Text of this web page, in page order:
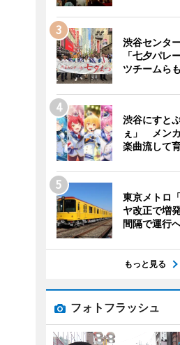
渋谷センタ
「七夕パ
ツチームら
渋谷にすと
ぇ」 メン
楽曲流して
東京メトロ
ヤ改正で増
間隔で運行
もっと見る
フォトフラッシュ